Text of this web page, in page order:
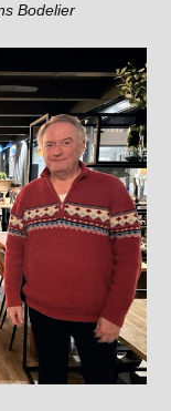
Bodelier